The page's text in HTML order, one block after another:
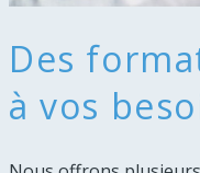
Des
à vos